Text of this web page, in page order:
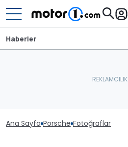
Haberler
Ana Sayfa Porsche Fotoğraflar